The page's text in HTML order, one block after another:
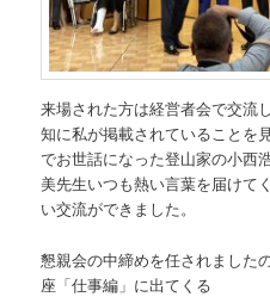
来場された方は経営者会で交流
知に私が掲載されていることを
でお世話になった登山家の小西
美先生いつも熱い言葉を届けて
い交流ができました。
懇親会の中締めを任されました
座「仕事編」に出てくる